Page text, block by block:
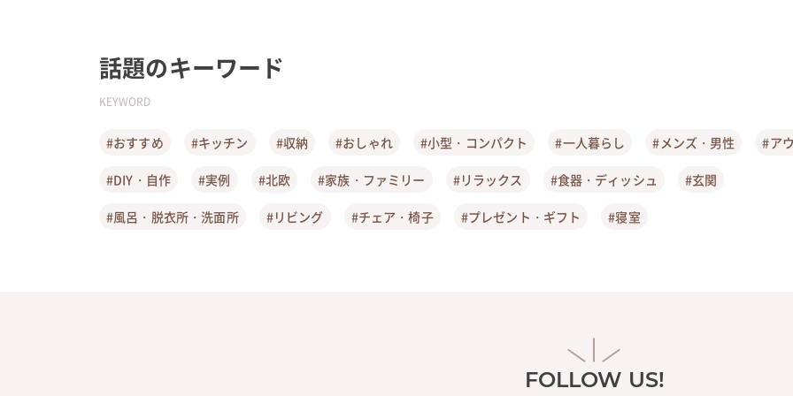
話題のキーワード
KEYWORD
#おすすめ #キッチン #収納 #おしゃれ #小型・コンパクト #一人暮らし #メンズ・男性 #ア
#DIY・自作 #実例 #北欧 #家族・ファミリー #リラックス #食器・ディッシュ #玄関
#風呂・脱衣所・洗面所 #リビング #チェア・椅子 #プレゼント・ギフト #寝室
FOLLOW US!